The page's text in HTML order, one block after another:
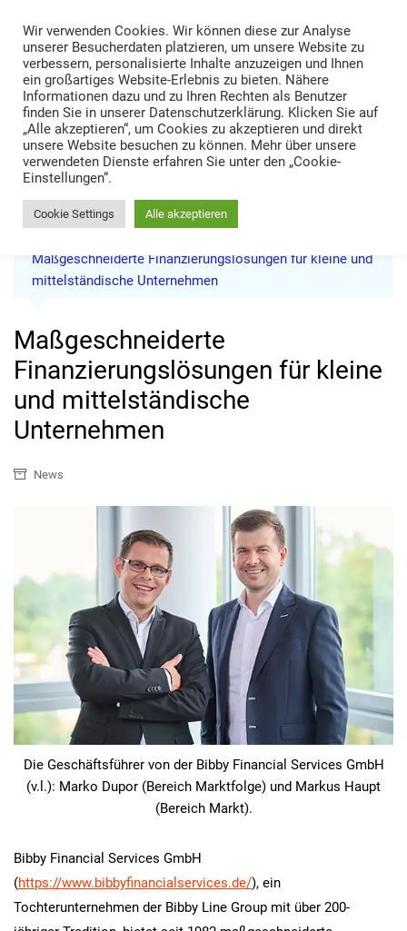
content
TRANS LOGISTIK NEWS
Technik • Kompetenz • Management
Maßgeschneiderte Finanzierungslösungen für kleine und
mittelständische Unternehmen
Maßgeschneiderte
Finanzierungslösungen für kleine
und mittelständische
Unternehmen
News
Die Geschäftsführer von der Bibby Financial Services GmbH
(v.l.): Marko Dupor (Bereich Marktfolge) und Markus Haupt
(Bereich Markt).
Bibby Financial Services GmbH
(https://www.bibbyfinancialservices.de/), ein
Tochterunternehmen der Bibby Line Group mit über 200-
Wir verwenden Cookies. Wir können diese zur Analyse
unserer Besucherdaten platzieren, um unsere Website zu
verbessern, personalisierte Inhalte anzuzeigen und Ihnen
ein großartiges Website-Erlebnis zu bieten. Nähere
Informationen dazu und zu Ihren Rechten als Benutzer
finden Sie in unserer Datenschutzerklärung. Klicken Sie auf
„Alle akzeptieren“, um Cookies zu akzeptieren und direkt
unsere Website besuchen zu können. Mehr über unsere
verwendeten Dienste erfahren Sie unter den „Cookie-
Einstellungen“.
Cookie Settings Alle akzeptieren